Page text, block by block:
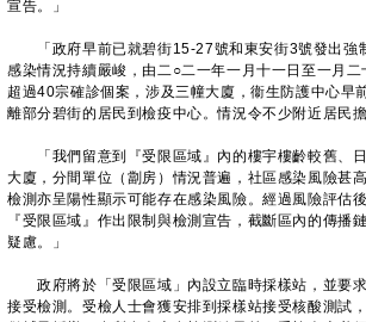
宣告。」
「政府早前已就碧街15-27號和東安街3號發出強
感染情況持續嚴峻，由二○二一年一月十一日至一月
超過40宗確診個案，涉及三幢大廈，衞生防護中心早
離部分碧街的居民到檢疫中心。情況令不少附近居民擔
「我們留意到『受限區域』內的樓宇樓齡較舊、日
大廈，分間單位（劏房）情況普遍，社區感染風險甚
檢測亦呈陽性顯示可能存在感染風險。經過風險評估
『受限區域』作出限制與檢測宣告，截斷區內的傳播
疑慮。」
政府將於「受限區域」內設立臨時採樣站，並要
接受檢測。受檢人士會獲安排到採樣站接受核酸測試